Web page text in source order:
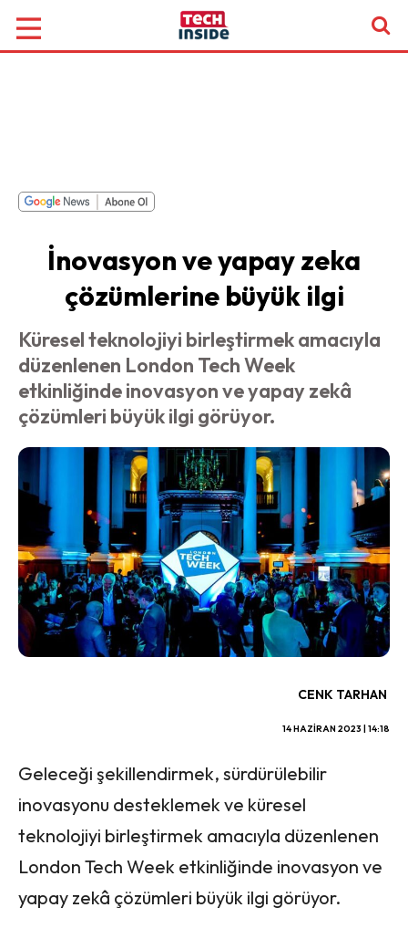
İnovasyon ve yapay zeka
çözümlerine büyük ilgi
Küresel teknolojiyi birleştirmek amacıyla
düzenlenen London Tech Week
etkinliğinde inovasyon ve yapay zekâ
çözümleri büyük ilgi görüyor.
CENK TARHAN
14 HAZIRAN 2023 | 14:18
Geleceği şekillendirmek, sürdürülebilir
inovasyonu desteklemek ve küresel
teknolojiyi birleştirmek amacıyla düzenlenen
London Tech Week etkinliğinde inovasyon ve
yapay zekâ çözümleri büyük ilgi görüyor.